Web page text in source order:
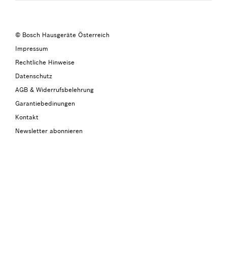
© Bosch Hausgeräte Österreich
Impressum
Rechtliche Hinweise
Datenschutz
AGB & Widerrufsbelehrung
Garantiebedinungen
Kontakt
Newsletter abonnieren